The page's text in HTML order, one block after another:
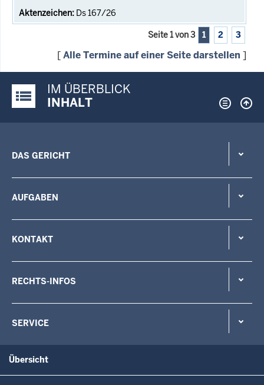
Ds 167/26
Seite 1 von 3 1 2 3
[Alle Termine auf einer Seite darstellen ]
Justiz-Portal im Überblick:
IM ÜBERBLICK
INHALT
DAS GERICHT
AUFGABEN
KONTAKT
RECHTS-INFOS
SERVICE
Übersicht